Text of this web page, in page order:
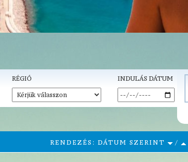
RÉGIÓ INDULÁS DÁTUM
RENDEZÉS: DÁTUM SZERINT /